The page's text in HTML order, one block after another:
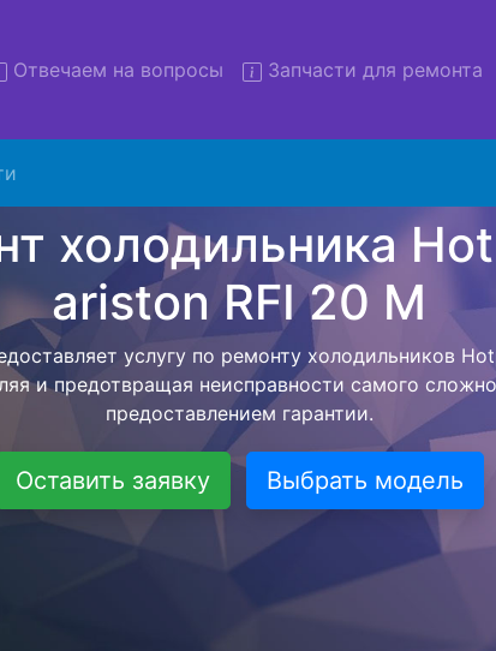
Отвечаем на вопросы Запчасти для ремонта
с вывозом - чтобы клиент не тратил свое
службы, наш мастер сам заберет холодильник
в сервисный центр. Ремонт холодильника
внутри сервисного центра, тем самым Вам
как закончит с ремонтом. Перед тем как
конечная стоимость работ и в
услуг от компании - Доставка
специалиста, консультирование и диагностика.
Оставить заявку Выбрать модель